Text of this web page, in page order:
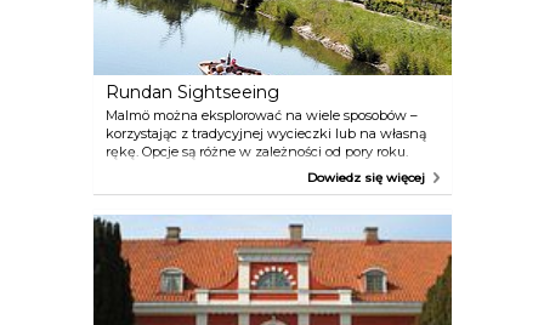
Rundan Sightseeing
Malmö można eksplorować na wiele sposobów –
korzystając z tradycyjnej wycieczki lub na własną
rękę. Opcje są różne w zależności od pory roku.
Tutaj przedstawimy te dostępne w okresie
wiosenno-letnim. Aby zobaczyć Malmö od strony
Sightsseing organizującej zwiedzanie łodzią
„Rundan” pływającą po miejskich kanałach.
Wycieczka prowadzi pod mostami i przez parki, a
osobisty przewodnik opowiada o historii miasta i
jego budynkach, umilając czas anegdotami z
Malmö w roli głównej.
Dowiedz się więcej